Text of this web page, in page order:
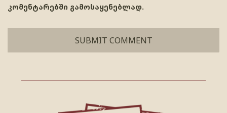
კომენტარებში გამოსაყენებლად.